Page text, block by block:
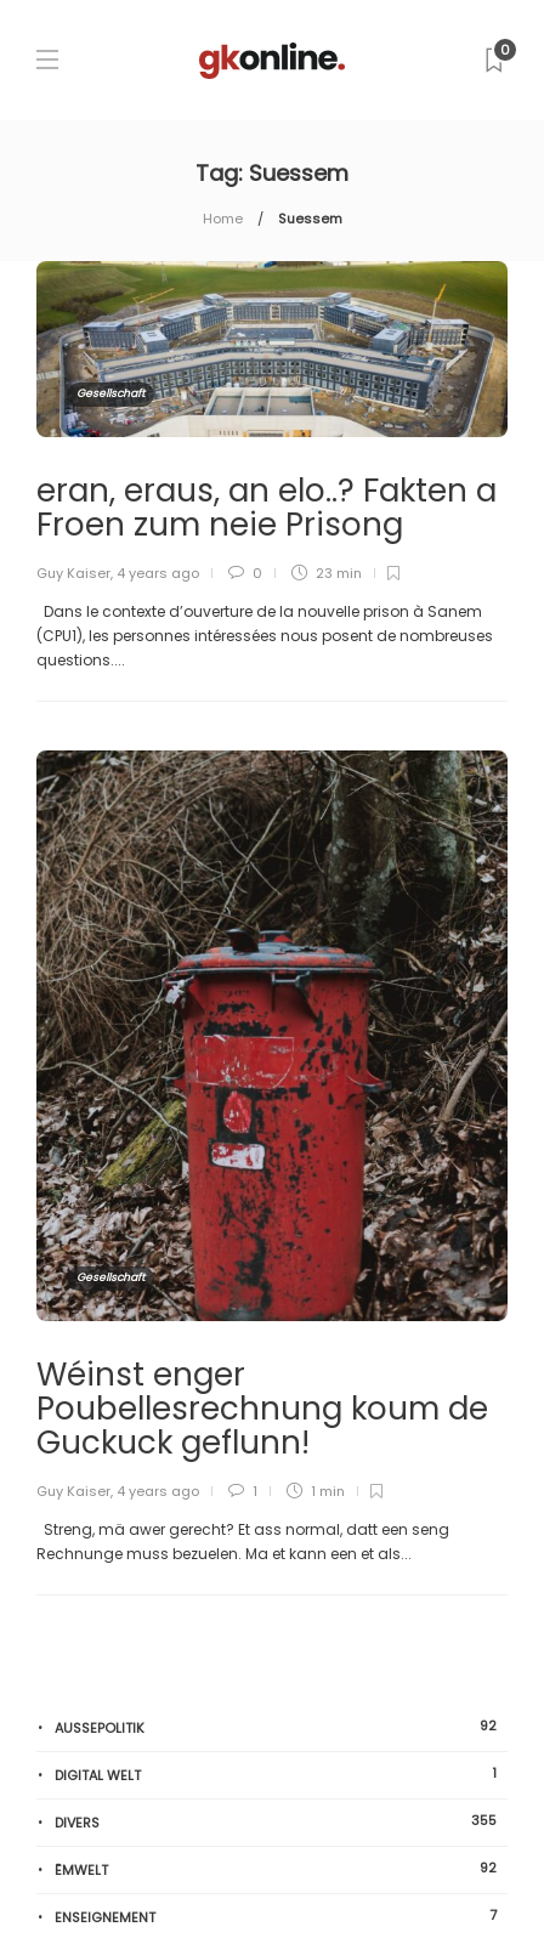
0
Tag: Suessem
Home Suessem
Gesellschaft
eran, eraus, an elo..? Fakten a
Froen zum neie Prisong
Guy Kaiser, 4 years ago 0 23 min
Dans le contexte d’ouverture de la nouvelle prison à Sanem
(CPU1), les personnes intéressées nous posent de nombreuses
questions....
Gesellschaft
Wéinst enger
Poubellesrechnung koum de
Guckuck geflunn!
Guy Kaiser, 4 years ago 1 1 min
Streng, mä awer gerecht? Et ass normal, datt een seng
Rechnunge muss bezuelen. Ma et kann een et als...
AUSSEPOLITIK 92
DIGITAL WELT 1
DIVERS 355
ËMWELT 92
ENSEIGNEMENT 7